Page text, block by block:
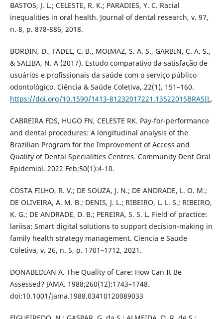
BASTOS, J. L.; CELESTE, R. K.; PARADIES, Y. C. Racial
inequalities in oral health. Journal of dental research, v. 97,
n. 8, p. 878-886, 2018.
BORDIN, D., FADEL, C. B., MOIMAZ, S. A. S., GARBIN, C. A. S.,
& SALIBA, N. A (2017). Estudo comparativo da satisfação de
usuários e profissionais da saúde com o serviço público
odontológico. Ciência & Saúde Coletiva, 22(1), 151–160.
https://doi.org/10.1590/1413-81232017221.13522015BRASIL.
CABREIRA FDS, HUGO FN, CELESTE RK. Pay-for-performance
and dental procedures: A longitudinal analysis of the
Brazilian Program for the Improvement of Access and
Quality of Dental Specialities Centres. Community Dent Oral
Epidemiol. 2022 Feb;50(1):4-10.
COSTA FILHO, R. V.; DE SOUZA, J. N.; DE ANDRADE, L. O. M.;
DE OLIVEIRA, A. M. B.; DENIS, J. L.; RIBEIRO, L. L. S.; RIBEIRO,
K. G.; DE ANDRADE, D. B.; PEREIRA, S. S. L. Field of practice:
lariisa: Smart digital solutions to support decision-making in
family health strategy management. Ciencia e Saude
Coletiva, v. 26, n. 5, p. 1701–1712, 2021.
DONABEDIAN A. The Quality of Care: How Can It Be
Assessed? JAMA. 1988;260(12):1743–1748.
doi:10.1001/jama.1988.03410120089033